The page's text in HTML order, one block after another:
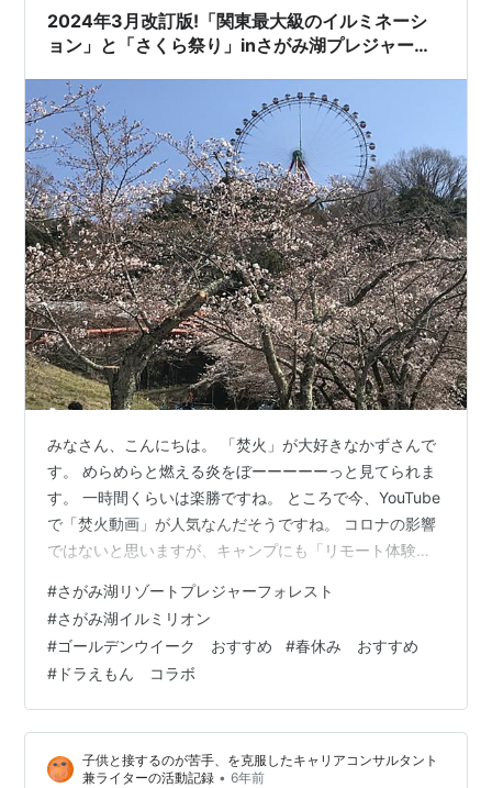
2024年3月改訂版!「関東最大級のイルミネーシ
ョン」と「さくら祭り」inさがみ湖プレジャーフ
みなさん、こんにちは。 「焚火」が大好きなかずさんで
す。 めらめらと燃える炎をぼーーーーーっと見てられま
す。 一時間くらいは楽勝ですね。 ところで今、YouTube
で「焚火動画」が人気なんだそうですね。 コロナの影響
ではないと思いますが、キャンプにも「リモート体験」
つけっぱなし状態でぼーっと見たり、ながら見したり。
川のせせらぎや鳥のさえずりといった自然界の音と組み
合わせたようなモノもあるそうです みっ、見てみてぇ。
「焚火動画」はいずれ取り上げるとして、 我が家の子供
たちは特にキャンプが好きではないようですが、コテー
ジなどに泊まったりするの…
#さがみ湖リゾートプレジャーフォレスト
#さがみ湖イルミリオン
#ゴールデンウイーク おすすめ #春休み おすすめ
# ドラえもん コラボ
子供と接するのが苦手、を克服したキャリアコンサルタント
兼ライターの活動記録 • 6年前